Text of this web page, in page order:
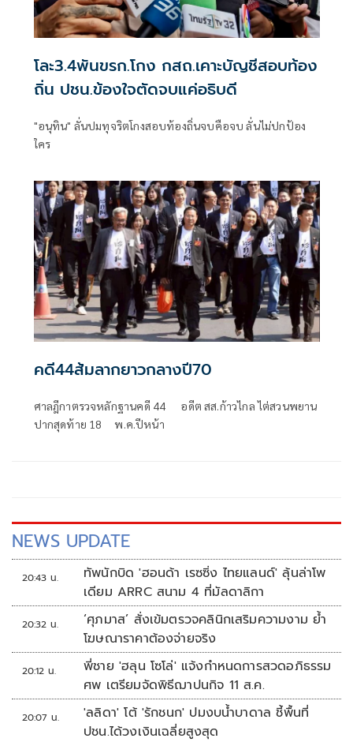
โละ3.4พันขรก.โกง กสถ.เคาะบัญชีสอบท้อง
ถิ่น ปชน.ข้องใจตัดจบแค่อธิบดี
"อนุทิน" ลั่นปมทุจริตโกงสอบท้องถิ่นจบคือจบ ลั่นไม่ปกป้อง
ใคร
คดี44ส้มลากยาวกลางปี70
ศาลฎีกาตรวจหลักฐานคดี 44 อดีต สส.ก้าวไกล ไต่สวนพยาน
ปากสุดท้าย 18 พ.ค.ปีหน้า
NEWS UPDATE
20:43 น.
ทัพนักบิด 'ฮอนด้า เรซซิ่ง ไทยแลนด์' ลุ้นล่าโพ
เดียม ARRC สนาม 4 ที่มัลดาลิกา
20:32 น.
‘ศุภมาส’ สั่งเข้มตรวจคลินิกเสริมความงาม ย้ำ
โฆษณาราคาต้องจ่ายจริง
20:12 น.
พี่ชาย 'ฮลุน โซโล่' แจ้งกำหนดการสวดอภิธรรม
ศพ เตรียมจัดพิธีฌาปนกิจ 11 ส.ค.
20:07 น.
'ลลิดา' โต้ 'รักชนก' ปมงบน้ำบาดาล ชี้พื้นที่
ปชน.ได้วงเงินเฉลี่ยสูงสุด